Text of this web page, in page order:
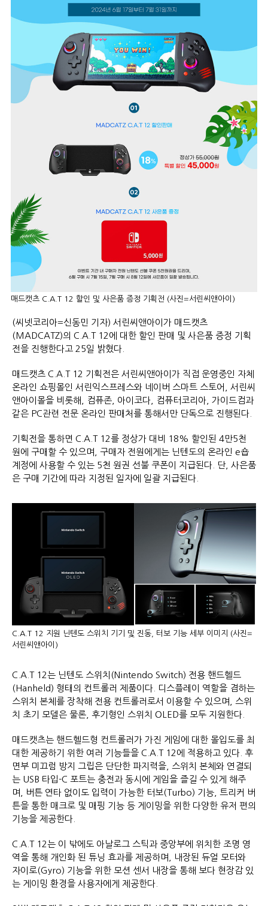
매드캣츠 C.A.T 12 할인 및 사은품 증정 기획전 (사진=서린씨앤아이)
(씨넷코리아=신동민 기자) 서린씨앤아이가 매드캣츠
(MADCATZ)의 C.A.T 12에 대한 할인 판매 및 사은품 증정 기획
전을 진행한다고 25일 밝혔다.
매드캣츠 C.A.T 12 기획전은 서린씨앤아이가 직접 운영중인 자체
온라인 쇼핑몰인 서린익스프레스와 네이버 스마트 스토어, 서린씨
앤아이몰을 비롯해, 컴퓨존, 아이코다, 컴퓨터코리아, 가이드컴과
같은 PC관련 전문 온라인 판매처를 통해서만 단독으로 진행된다.
기획전을 통하면 C.A.T 12를 정상가 대비 18% 할인된 4만5천
원에 구매할 수 있으며, 구매자 전원에게는 닌텐도의 온라인 e숍
계정에 사용할 수 있는 5천 원권 선불 쿠폰이 지급된다. 단, 사은품
은 구매 기간에 따라 지정된 일자에 일괄 지급된다.
C.A.T 12 지원 닌텐도 스위치 기기 및 진동, 터보 기능 세부 이미지 (사진=
서린씨앤아이)
C.A.T 12는 닌텐도 스위치(Nintendo Switch) 전용 핸드헬드
(Hanheld) 형태의 컨트롤러 제품이다. 디스플레이 역할을 겸하는
스위치 본체를 장착해 전용 컨트롤러로서 이용할 수 있으며, 스위
치 초기 모델은 물론, 후기형인 스위치 OLED를 모두 지원한다.
매드캣츠는 핸드헬드형 컨트롤러가 가진 게임에 대한 몰입도를 최
대한 제공하기 위한 여러 기능들을 C.A.T 12에 적용하고 있다. 후
면부 미끄럼 방지 그립은 단단한 파지력을, 스위치 본체와 연결되
는 USB 타입-C 포트는 충전과 동시에 게임을 즐길 수 있게 해주
며, 버튼 연타 없이도 입력이 가능한 터보(Turbo) 기능, 트리커 버
튼을 통한 매크로 및 매핑 기능 등 게이밍을 위한 다양한 유저 편의
기능을 제공한다.
C.A.T 12는 이 밖에도 아날로그 스틱과 중앙부에 위치한 조명 영
역을 통해 개인화 된 튜닝 효과를 제공하며, 내장된 듀얼 모터와
자이로(Gyro) 기능을 위한 모션 센서 내장을 통해 보다 현장감 있
는 게이밍 환경을 사용자에게 제공한다.